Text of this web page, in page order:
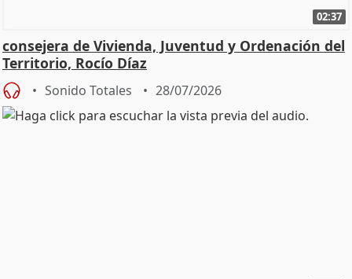
02:37
consejera de Vivienda, Juventud y Ordenación del
Territorio, Rocío Díaz
Sonido Totales 28/07/2026